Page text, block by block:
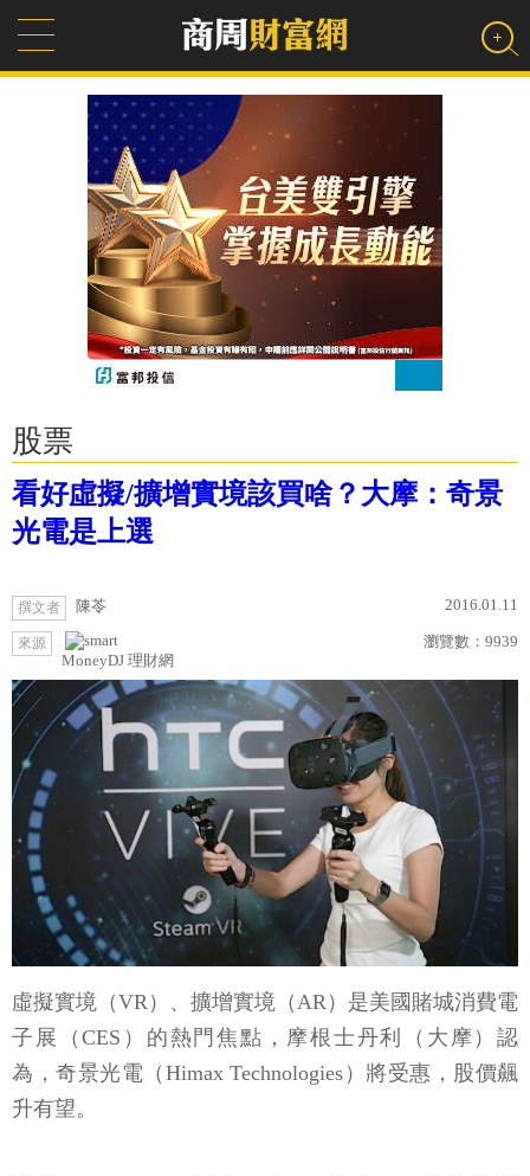
股票
看好虛擬/擴增實境該買啥？大摩：奇景
光電是上選
撰文者 陳苓 2016.01.11
來源
MoneyDJ 理財網
瀏覽數： 9939
虛擬實境（VR）、擴增實境（AR）是美國賭城消費電
子展（CES）的熱門焦點，摩根士丹利（大摩）認
為，奇景光電（Himax Technologies）將受惠，股價飆
升有望。